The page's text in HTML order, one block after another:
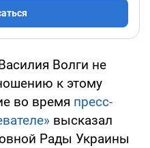
Волги не
к этому
во время пресс-
высказал
Рады Украины